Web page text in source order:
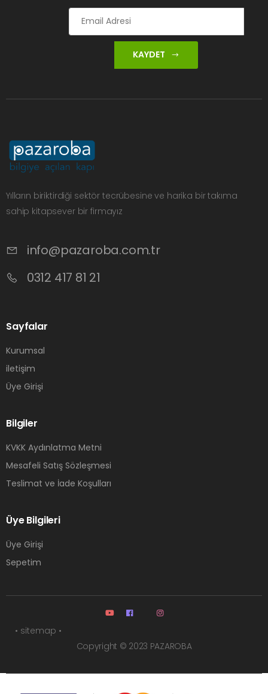
KAYDET
Yılların biriktirdiği sektör tecrübesine ve harika bir takıma
sahip kitapsever bir firmayız
info@pazaroba.com.tr
0312 417 81 21
Sayfalar
Kurumsal
iletişim
Üye Girişi
Bilgiler
KVKK Aydınlatma Metni
Mesafeli Satış Sözleşmesi
Teslimat ve İade Koşulları
Üye Bilgileri
Üye Girişi
Sepetim
Copyright © 2023 PAZAROBA
• sitemap •